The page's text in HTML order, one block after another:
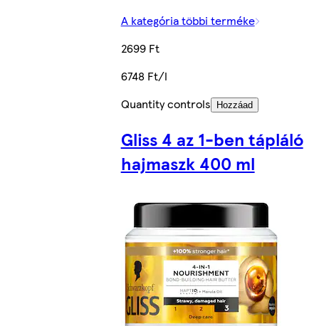
A kategória többi terméke
2699 Ft
6748 Ft/l
Quantity controls
Hozzáad
Gliss 4 az 1-ben tápláló
hajmaszk 400 ml